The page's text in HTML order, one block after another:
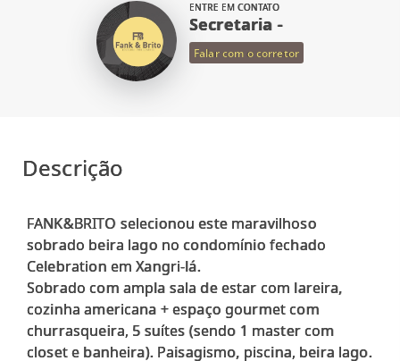
ENTRE EM CONTATO
Secretaria -
Falar com o corretor
Descrição
FANK&BRITO selecionou este maravilhoso
sobrado beira lago no condomínio fechado
Celebration em Xangri-lá.
Sobrado com ampla sala de estar com lareira,
cozinha americana + espaço gourmet com
churrasqueira, 5 suítes (sendo 1 master com
closet e banheira). Paisagismo, piscina, beira lago.